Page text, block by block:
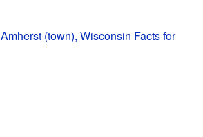
Amherst (town), Wisconsin Facts for